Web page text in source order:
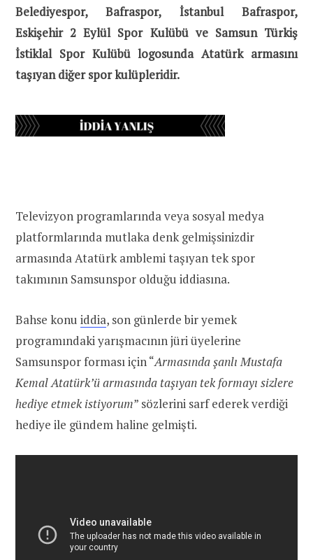
Belediyespor, Bafraspor, İstanbul Bafraspor,
Eskişehir 2 Eylül Spor Kulübü ve Samsun Türkiş
İstiklal Spor Kulübü logosunda Atatürk armasını
taşıyan diğer spor kulüpleridir.
Televizyon programlarında veya sosyal medya
platformlarında mutlaka denk gelmişsinizdir
armasında Atatürk amblemi taşıyan tek spor
takımının Samsunspor olduğu iddiasına.
Bahse konu iddia, son günlerde bir yemek
programındaki yarışmacının jüri üyelerine
Samsunspor forması için “Armasında şanlı Mustafa
Kemal Atatürk’ü armasında taşıyan tek formayı sizlere
hediye etmek istiyorum” sözlerini sarf ederek verdiği
hediye ile gündem haline gelmişti.